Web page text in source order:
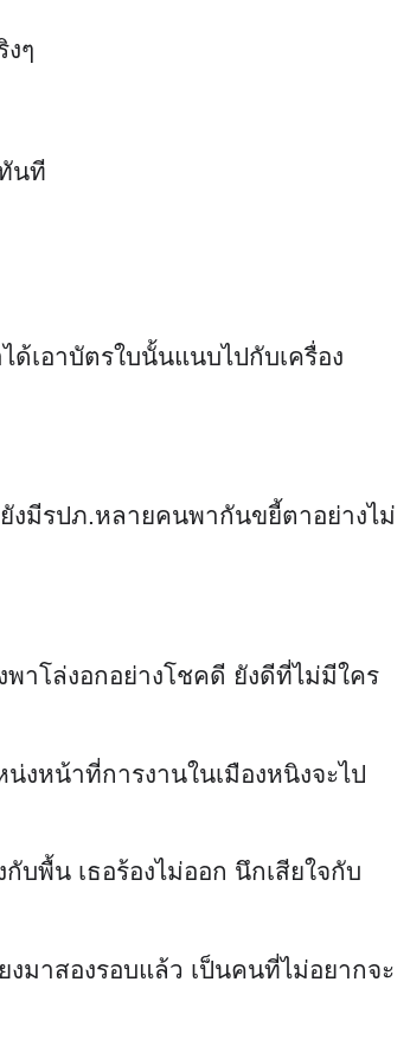
ๆ
นที
เอาบัตรใบนั้นแนบไปกับเครื่อง
งมีรปภ.หลายคนพากันขยี้ตาอย่างไม่
าโล่งอกอย่างโชคดี ยังดีที่ไม่มีใคร
งหน้าที่การงานในเมืองหนิงจะไป
พื้น เธอร้องไม่ออก นึกเสียใจกับ
มาสองรอบแล้ว เป็นคนที่ไม่อยากจะ